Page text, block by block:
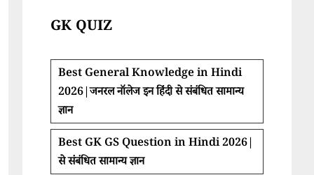
GK QUIZ
Best General Knowledge in Hindi
2026|जनरल नॉलेज इन हिंदी से संबंधित सामान्य
ज्ञान
Best GK GS Question in Hindi 2026|
से संबंधित सामान्य ज्ञान